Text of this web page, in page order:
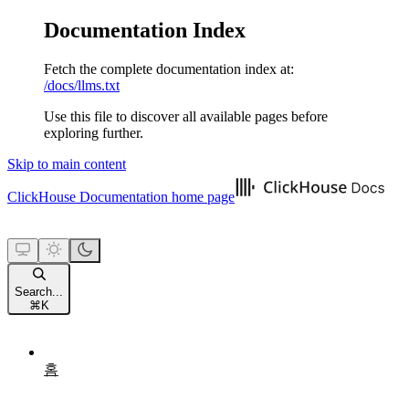
Documentation Index
Fetch the complete documentation index at:
/docs/llms.txt
Use this file to discover all available pages before
exploring further.
Skip to main content
ClickHouse Documentation home page
Search...
⌘ K
홈